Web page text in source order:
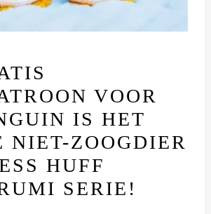
VOOR
IS HET
NIET-ZOOGDIER
HUFF
SERIE!